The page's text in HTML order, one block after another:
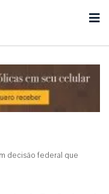
decisão federal que